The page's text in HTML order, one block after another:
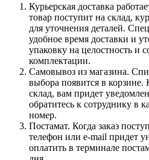
Курьерская доставка
товар поступит на склад,
для уточнения деталей.
удобное время доставки и
упаковку на целостность и
комплектации.
Самовывоз из магазина.
выбора появится в корзине.
склад, вам придет
обратитесь к сотруднику в
номер.
Постамат. Когда заказ
телефон или e-mail придет
оплатить в терминале